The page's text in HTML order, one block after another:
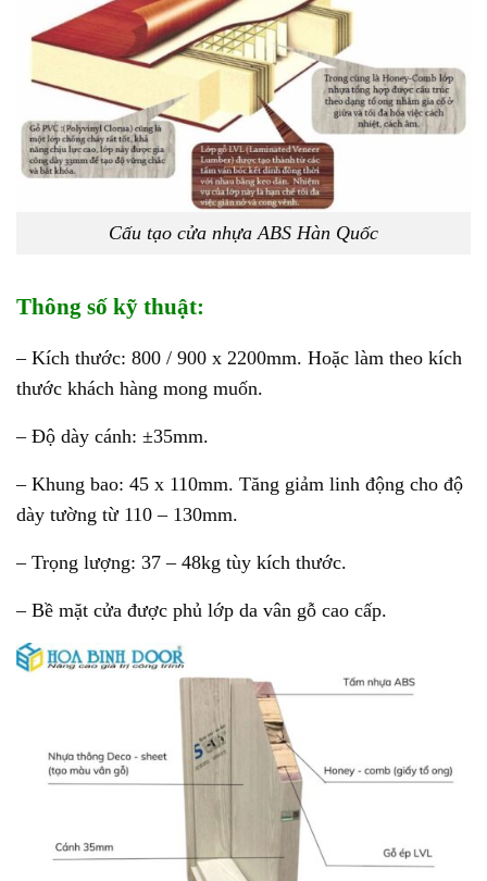
Cấu tạo cửa nhựa ABS Hàn Quốc
Thông số kỹ thuật:
– Kích thước: 800 / 900 x 2200mm. Hoặc làm theo kích
thước khách hàng mong muốn.
– Độ dày cánh: ±35mm.
– Khung bao: 45 x 110mm. Tăng giảm linh động cho độ
dày tường từ 110 – 130mm.
– Trọng lượng: 37 – 48kg tùy kích thước.
– Bề mặt cửa được phủ lớp da vân gỗ cao cấp.